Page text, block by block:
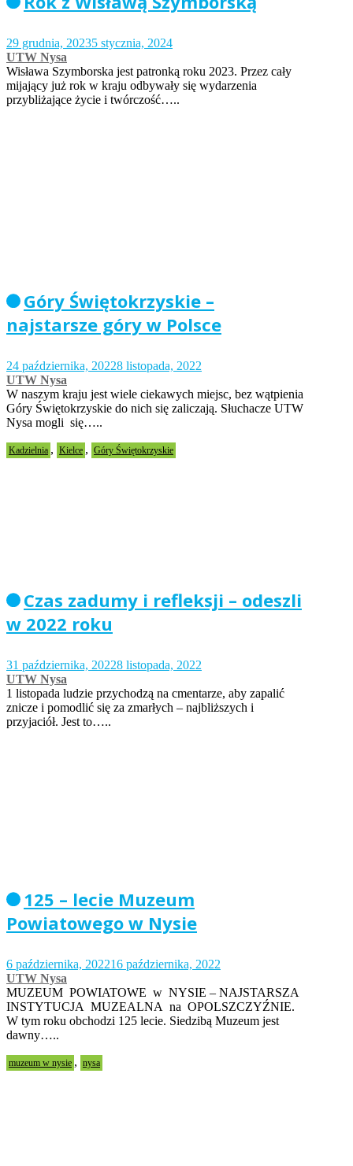
29 grudnia, 20235 stycznia, 2024
UTW Nysa
Wisława Szymborska jest patronką roku 2023. Przez cały
mijający już rok w kraju odbywały się wydarzenia
przybliżające życie i twórczość…..
Góry Świętokrzyskie –
najstarsze góry w Polsce
24 października, 20228 listopada, 2022
UTW Nysa
W naszym kraju jest wiele ciekawych miejsc, bez wątpienia
Góry Świętokrzyskie do nich się zaliczają. Słuchacze UTW
Nysa mogli się…..
Kadzielnia , Kielce , Góry Świętokrzyskie
Czas zadumy i refleksji – odeszli
w 2022 roku
31 października, 20228 listopada, 2022
UTW Nysa
1 listopada ludzie przychodzą na cmentarze, aby zapalić
znicze i pomodlić się za zmarłych – najbliższych i
przyjaciół. Jest to…..
125 – lecie Muzeum
Powiatowego w Nysie
6 października, 202216 października, 2022
UTW Nysa
MUZEUM POWIATOWE w NYSIE – NAJSTARSZA
INSTYTUCJA MUZEALNA na OPOLSZCZYŹNIE.
W tym roku obchodzi 125 lecie. Siedzibą Muzeum jest
dawny…..
muzeum w nysie , nysa